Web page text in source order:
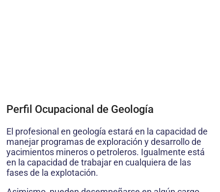
Perfil Ocupacional de Geología
El profesional en geología estará en la capacidad de
manejar programas de exploración y desarrollo de
yacimientos mineros o petroleros. Igualmente está
en la capacidad de trabajar en cualquiera de las
fases de la explotación.